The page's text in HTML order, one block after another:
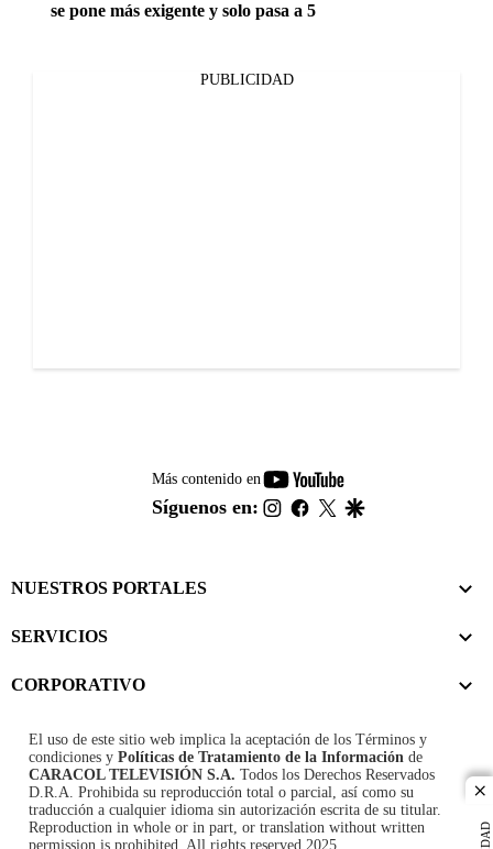
se pone más exigente y solo pasa a 5
PUBLICIDAD
Más contenido en
youtube-
footer
Síguenos en: instagram
facebook
twitter
NUESTROS PORTALES
SERVICIOS
CORPORATIVO
El uso de este sitio web implica la aceptación de los Términos y
condiciones y Políticas de Tratamiento de la Información de
CARACOL TELEVISIÓN S.A. Todos los Derechos Reservados
D.R.A. Prohibida su reproducción total o parcial, así como su
traducción a cualquier idioma sin autorización escrita de su titular.
Reproduction in whole or in part, or translation without written
permission is prohibited. All rights reserved 2025.